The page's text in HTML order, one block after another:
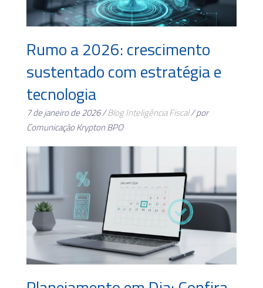
Rumo a 2026: crescimento
sustentado com estratégia e
tecnologia
7 de janeiro de 2026 /BlogInteligência Fiscal/ por
Comunicação Krypton BPO